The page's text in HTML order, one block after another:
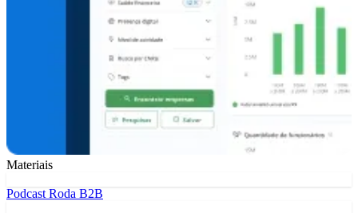
Materiais
Podcast Roda B2B